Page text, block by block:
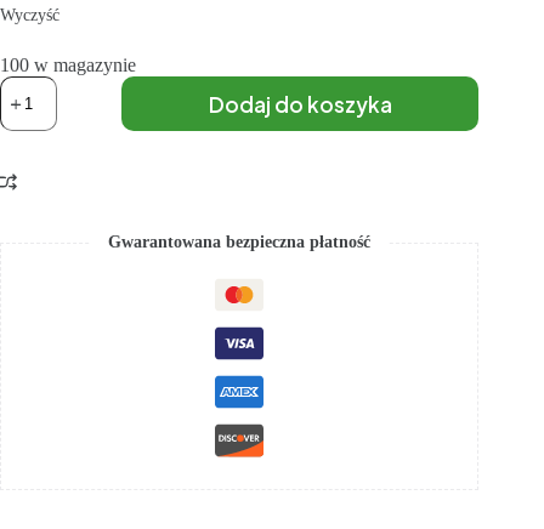
Wyczyść
100 w magazynie
Dodaj do koszyka
Gwarantowana bezpieczna płatność